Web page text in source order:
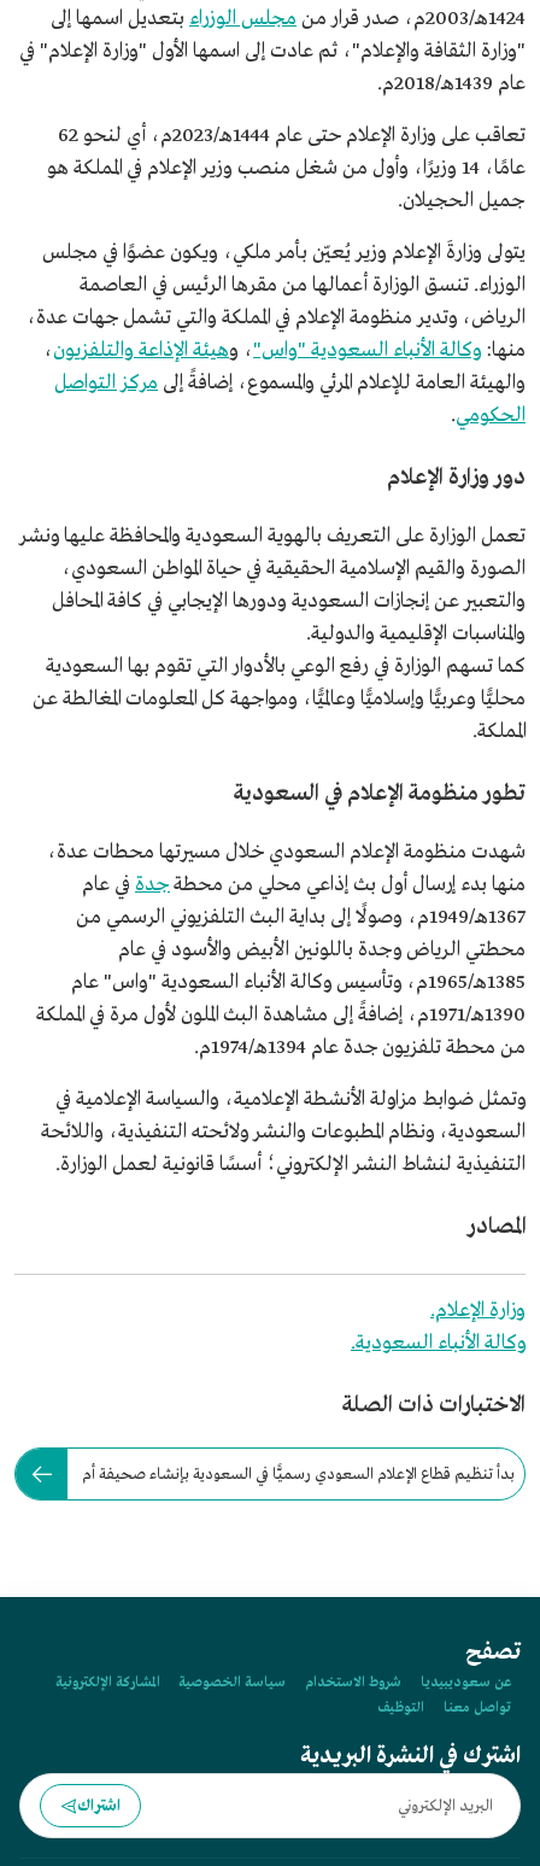
1424هـ/2003م، صدر قرار من
مجلس الوزراء بتعديل اسمها إلى
"وزارة الثقافة والإعلام"، ثم عادت إلى اسمها الأول "وزارة الإعلام" في
عام 1439هـ/2018م.
تعاقب على وزارة الإعلام حتى عام 1444هـ/2023م، أي لنحو 62
عامًا، 14 وزيرًا، وأول من شغل منصب وزير الإعلام في المملكة هو
جميل الحجيلان.
يتولى وزارةَ الإعلام وزير يُعيّن بأمر ملكي، ويكون عضوًا في مجلس
الوزراء. تنسق الوزارة أعمالها من مقرها الرئيس في العاصمة
الرياض، وتدير منظومة الإعلام في المملكة والتي تشمل جهات عدة،
منها: وكالة الأنباء السعودية "واس"، وهيئة الإذاعة والتلفزيون،
والهيئة العامة للإعلام المرئي والمسموع، إضافةً إلى مركز التواصل
الحكومي.
دور وزارة الإعلام
تعمل الوزارة على التعريف بالهوية السعودية والمحافظة عليها ونشر
الصورة والقيم الإسلامية الحقيقية في حياة المواطن السعودي،
والتعبير عن إنجازات السعودية ودورها الإيجابي في كافة المحافل
والمناسبات الإقليمية والدولية.
كما تسهم الوزارة في رفع الوعي بالأدوار التي تقوم بها السعودية
محليًّا وعربيًّا وإسلاميًّا وعالميًّا، ومواجهة كل المعلومات المغالطة عن
المملكة.
تطور منظومة الإعلام في السعودية
شهدت منظومة الإعلام السعودي خلال مسيرتها محطات عدة،
منها بدء إرسال أول بث إذاعي محلي من محطةجدة في عام
1367هـ/1949م، وصولًا إلى بداية البث التلفزيوني الرسمي من
محطتي الرياض وجدة باللونين الأبيض والأسود في عام
1385هـ/1965م، وتأسيس وكالة الأنباء السعودية "واس" عام
1390هـ/1971م، إضافةً إلى مشاهدة البث الملون لأول مرة في المملكة
من محطة تلفزيون جدة عام 1394هـ/1974م.
وتمثل ضوابط مزاولة الأنشطة الإعلامية، والسياسة الإعلامية في
السعودية، ونظام المطبوعات والنشر ولائحته التنفيذية، واللائحة
التنفيذية لنشاط النشر الإلكتروني؛ أسسًا قانونية لعمل الوزارة.
المصادر
وزارة الإعلام.
وكالة الأنباء السعودية.
الاختبارات ذات الصلة
بدأ تنظيم قطاع الإعلام السعودي رسميًّا في السعودية بإنشاء صحيفة أم
تصفح
عن سعوديبيديا شروط الاستخدام سياسة الخصوصية
المشاركة الإلكترونية
تواصل معنا
التوظيف
اشترك في النشرة البريدية
اشتراك